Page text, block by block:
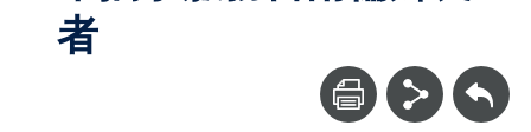
者
回上一頁